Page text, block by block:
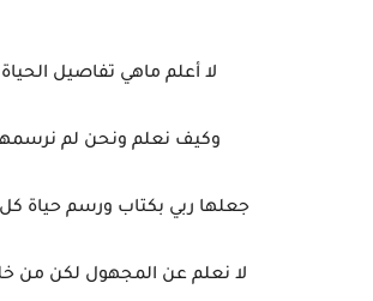
لا أعلم ماهي تفاصيل الحياة
وكيف نعلم ونحن لم
جعلها ربي بكتاب ورسم حياة كل
لا نعلم عن المجهول لكن من